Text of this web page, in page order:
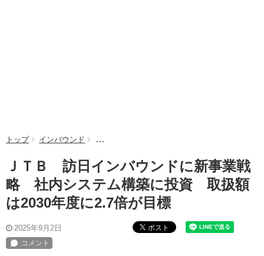
トップ インバウンド ＪＴＢ 訪日インバウンドに新事業戦略 社内
ＪＴＢ 訪日インバウンドに新事業戦
略 社内システム構築に投資 取扱額
は2030年度に2.7倍が目標
2025年9月2日 ポスト